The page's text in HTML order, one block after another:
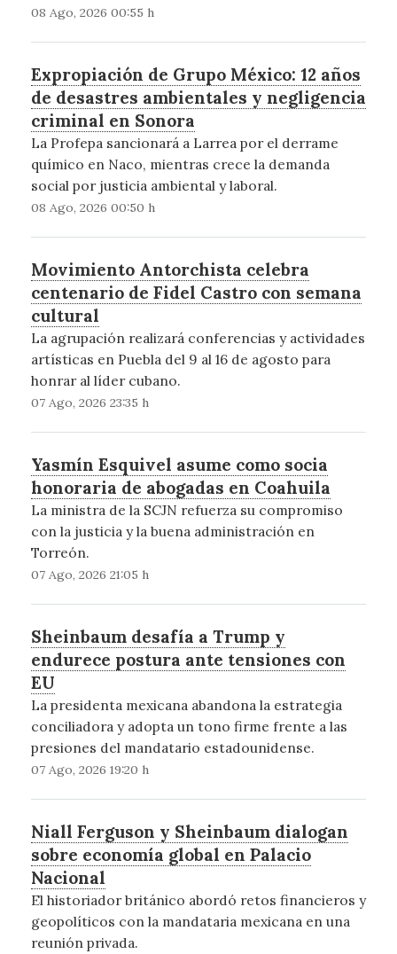
08 Ago, 2026 00:55 h
Expropiación de Grupo México: 12 años
de desastres ambientales y negligencia
criminal en Sonora
La Profepa sancionará a Larrea por el derrame
químico en Naco, mientras crece la demanda
social por justicia ambiental y laboral.
08 Ago, 2026 00:50 h
Movimiento Antorchista celebra
centenario de Fidel Castro con semana
cultural
La agrupación realizará conferencias y actividades
artísticas en Puebla del 9 al 16 de agosto para
honrar al líder cubano.
07 Ago, 2026 23:35 h
Yasmín Esquivel asume como socia
honoraria de abogadas en Coahuila
La ministra de la SCJN refuerza su compromiso
con la justicia y la buena administración en
Torreón.
07 Ago, 2026 21:05 h
Sheinbaum desafía a Trump y
endurece postura ante tensiones con
EU
La presidenta mexicana abandona la estrategia
conciliadora y adopta un tono firme frente a las
presiones del mandatario estadounidense.
07 Ago, 2026 19:20 h
Niall Ferguson y Sheinbaum dialogan
sobre economía global en Palacio
Nacional
El historiador británico abordó retos financieros y
geopolíticos con la mandataria mexicana en una
reunión privada.